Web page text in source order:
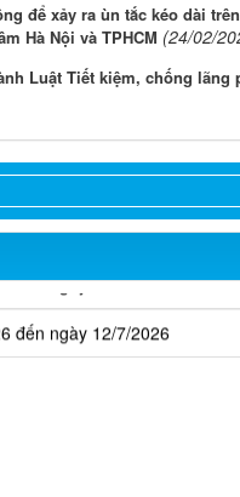
để xảy ra ùn tắc kéo dài
Hà Nội và TPHCM (24/02/
Luật Tiết kiệm, chống lãng
đến ngày 02/8/2026
đến ngày 26/7/2026
ngày 18/7/2026
đến ngày 12/7/2026